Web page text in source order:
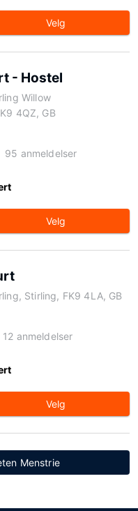
Velg
- Hostel
Willow
4QZ, GB
95 anmeldelser
Velg
Stirling, FK9 4LA, GB
12 anmeldelser
Velg
Menstrie